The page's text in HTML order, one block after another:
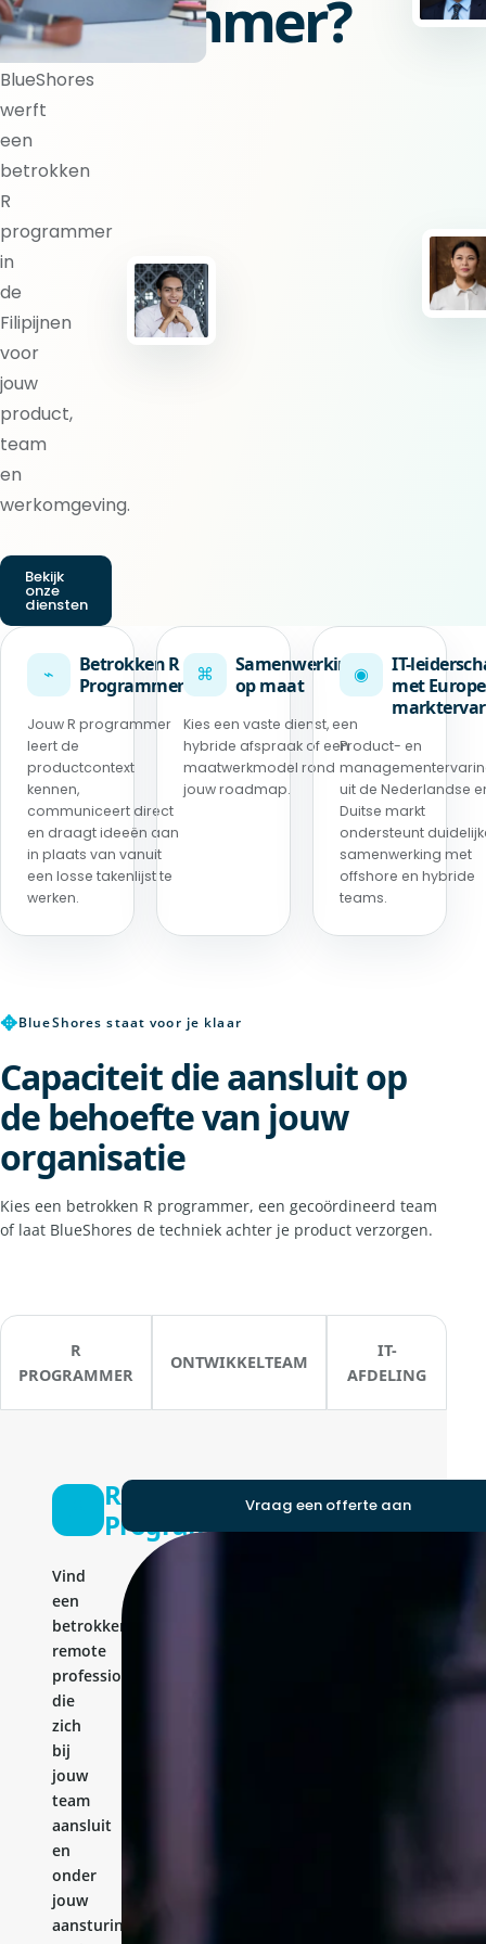
programmer?
BlueShores
werft
een
betrokken
R
programmer
in
de
Filipijnen
voor
jouw
product,
team
en
werkomgeving.
Bekijk
onze
diensten
⌁
Betrokken R
Programmer
Jouw R programmer
leert de
productcontext
kennen,
communiceert direct
en draagt ideeën aan
in plaats van vanuit
een losse takenlijst te
werken.
⌘
Samenwerking
op maat
Kies een vaste dienst, een
hybride afspraak of een
maatwerkmodel rond
jouw roadmap.
◉
IT-
met
Product- en
uit de Nederlandse
Duitse markt
ondersteunt
samenwerking met
offshore en hybride
teams.
✥BlueShores staat voor je klaar
Capaciteit die aansluit op
de behoefte van jouw
organisatie
Kies een betrokken R programmer, een gecoördineerd team
of laat BlueShores de techniek achter je product verzorgen.
R
PROGRAMMER
ONTWIKKELTEAM
IT-
AFDELING
R
Programmer
Vind
een
betrokken
remote
professional
die
zich
bij
jouw
team
aansluit
en
onder
jouw
aansturing
Vraag een offerte aan